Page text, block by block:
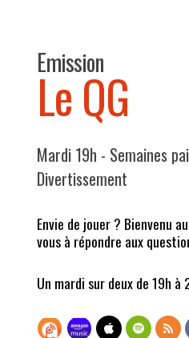
Emission
Le QG
Mardi 19h - Semaines
Divertissement
Envie de jouer ? Bienvenu
vous à répondre aux
Un mardi sur deux de 19h